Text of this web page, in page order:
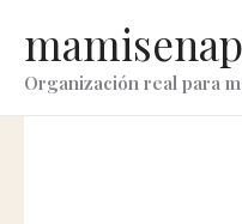
contenido
Organización real para